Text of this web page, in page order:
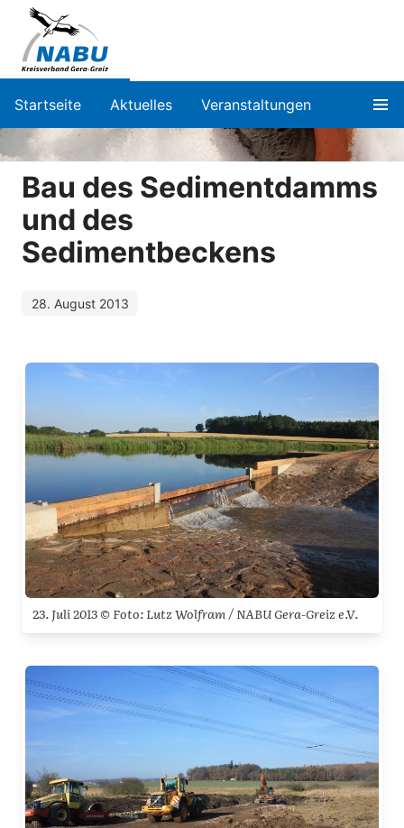
Startseite Aktuelles Veranstaltungen
Bau des Sedimentdamms
und des
Sedimentbeckens
28. August 2013
23. Juli 2013 © Foto: Lutz Wolfram / NABU Gera-Greiz e.V.